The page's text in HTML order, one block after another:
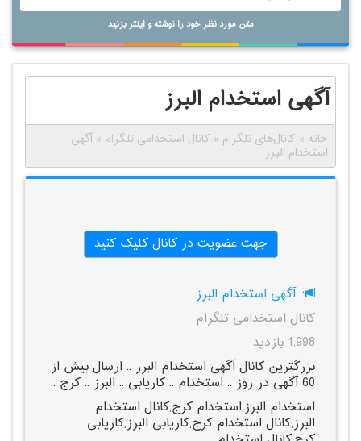
متن مورد نظر خود را نوشته و اینتر بزنید
آگهی استخدام البرز
خانه » کانال‌های تلگرام » کانال استخدامی تلگرام » آگهی
استخدام البرز
جهت عضویت در کانال کلیک کنید
آگهی استخدام البرز
کانال استخدامی تلگرام
1,998 بازدید
بزرگترین کانال آگهی استخدام البرز .. ارسال بیش از
60 آگهی در روز .. استخدام .. کاریابی .. البرز .. کرج ..
استخدام البرز,استخدام کرج,کانال استخدام
البرز,کانال استخدام کرج,کاریابی البرز,کاریابی